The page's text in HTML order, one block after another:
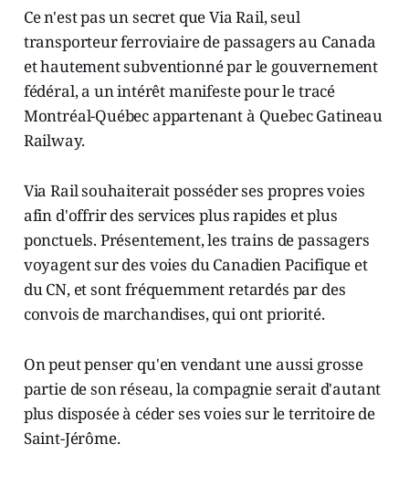
Ce n'est pas un secret que Via Rail, seul
transporteur ferroviaire de passagers au Canada
et hautement subventionné par le gouvernement
fédéral, a un intérêt manifeste pour le tracé
Montréal-Québec appartenant à Quebec Gatineau
Railway.
Via Rail souhaiterait posséder ses propres voies
afin d'offrir des services plus rapides et plus
ponctuels. Présentement, les trains de passagers
voyagent sur des voies du Canadien Pacifique et
du CN, et sont fréquemment retardés par des
convois de marchandises, qui ont priorité.
On peut penser qu'en vendant une aussi grosse
partie de son réseau, la compagnie serait d'autant
plus disposée à céder ses voies sur le territoire de
Saint-Jérôme.